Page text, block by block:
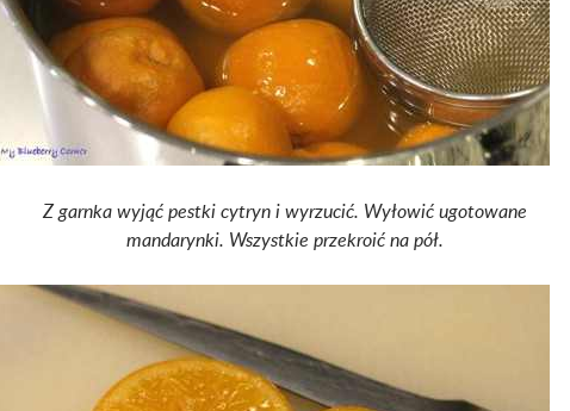
Z garnka wyjąć pestki cytryn i wyrzucić. Wyłowić ugotowane
mandarynki. Wszystkie przekroić na pół.